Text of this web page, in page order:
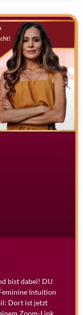
bist dabei! DU
Intuition
Dort ist jetzt
Zoom-Link